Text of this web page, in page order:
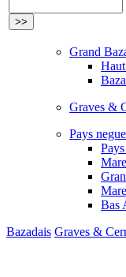
Grand
Graves &
Pays negue
Bas
Bazadais Graves &